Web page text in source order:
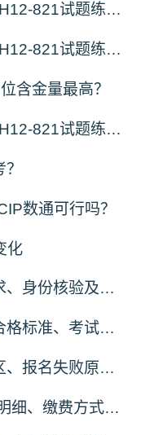
华为HCIP-Datacom题库：H12-821试题练习（3）
华为HCIP-Datacom题库：H12-821试题练习（2）
含金量最高？
华为HCIP-Datacom题库：H12-821试题练习（1）
数通可行吗？
化
华为HCIA认证报名证件要求、身份核验及考场入场规则
华为HCIA认证考试题型、合格标准、考试时长报名前置须知
华为HCIA认证报名常见误区、报名失败原因及解决方案汇总
2026年HCIA认证报名费用明细、缴费方式及省钱攻略